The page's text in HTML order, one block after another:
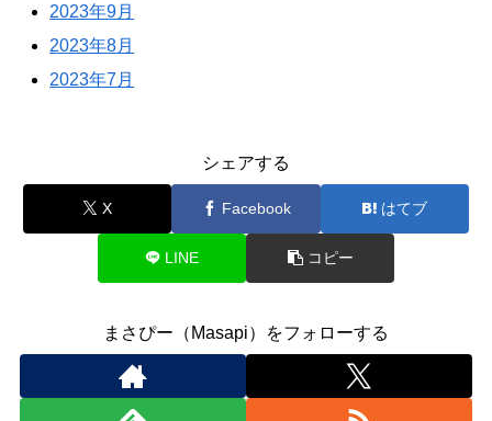
2023年9月
2023年8月
2023年7月
シェアする
X Facebook はてブ
LINE コピー
まさぴー（Masapi）をフォローする